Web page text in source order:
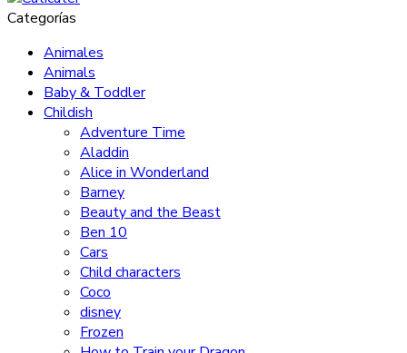
Categorías
Animales
Animals
Baby & Toddler
Childish
Adventure Time
Aladdin
Alice in Wonderland
Barney
Beauty and the Beast
Ben 10
Cars
Child characters
Coco
disney
Frozen